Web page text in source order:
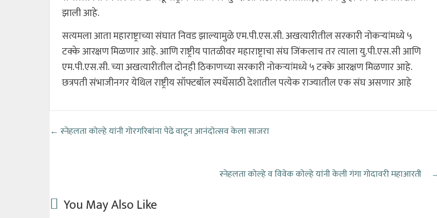
झाली आहे.
सत्यमला आता महाराष्ट्राच्या संघात निवड झाल्यामुळे एम.पी.एस.सी. अखत्यारीतील सरकारी नोकऱ्यांमध्ये ५
टक्के आरक्षण मिळणार आहे. आणि राष्ट्रीय पातळीवर महाराष्ट्राचा संघ जिंकलाच तर त्याला यु.पी.एस.सी आणि
एम.पी.एस.सी. च्या अखत्यारीतील दोनही ठिकाणच्या सरकारी नोकऱ्यांमध्ये ५ टक्के आरक्षण मिळणार आहे.
छत्रपती संभाजीनगर येथिल राष्ट्रीय सॉफ्टबॉल स्पर्धेसाठी देशातील पत्येक राज्यातील एक संघ असणार आहे
← स्नेहलता कोल्हे यांनी गोरगरिबांना पेढे वाटून आनंदोत्सव केला साजरा
स्नेहलता कोल्हे व विवेक कोल्हे यांनी केली गंगा गोदावरी महाआरती
You May Also Like